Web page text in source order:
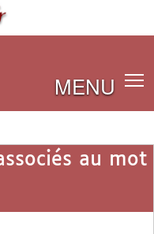
MENU
au mot